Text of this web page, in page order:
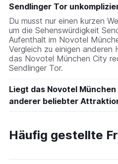
Sendlinger Tor
Du musst nur einen kurzen
um die Sehenswürdigkeit
Aufenthalt im Novotel
Vergleich zu einigen anderen
das Novotel München City
Sendlinger Tor.
Liegt das Novotel
anderer beliebter
Häufig gestellte